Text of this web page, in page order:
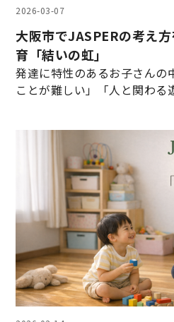
2026-03-07
大阪市でJASPERの考え
育「結いの虹」
発達に特性のあるお子さんの
ことが難しい」「人と関わる